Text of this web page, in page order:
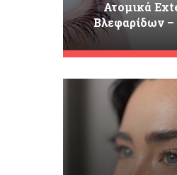
Ατομικά
Βλεφαρίδων